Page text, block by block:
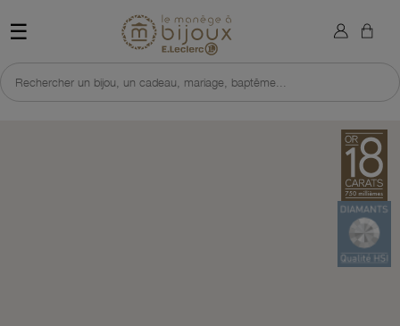
☰ Retour à l'accueil du site
Rechercher un bijou, un cadeau, mariage, baptême...
×